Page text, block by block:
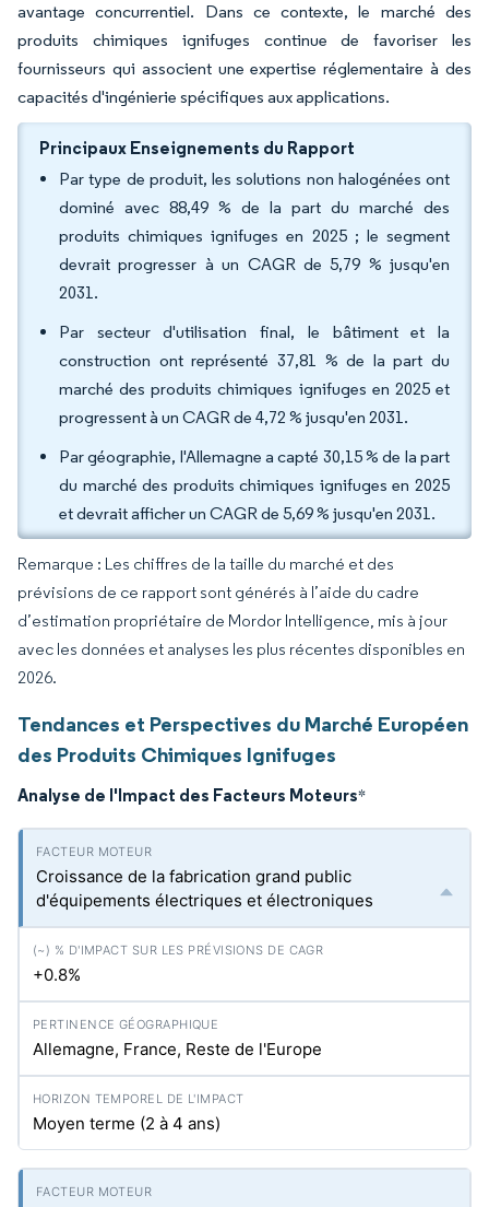
avantage concurrentiel. Dans ce contexte, le marché des
produits chimiques ignifuges continue de favoriser les
fournisseurs qui associent une expertise réglementaire à des
capacités d'ingénierie spécifiques aux applications.
Principaux Enseignements du Rapport
Par type de produit, les solutions non halogénées ont
dominé avec 88,49 % de la part du marché des
produits chimiques ignifuges en 2025 ; le segment
devrait progresser à un CAGR de 5,79 % jusqu'en
2031.
Par secteur d'utilisation final, le bâtiment et la
construction ont représenté 37,81 % de la part du
marché des produits chimiques ignifuges en 2025 et
progressent à un CAGR de 4,72 % jusqu'en 2031.
Par géographie, l'Allemagne a capté 30,15 % de la part
du marché des produits chimiques ignifuges en 2025
et devrait afficher un CAGR de 5,69 % jusqu'en 2031.
Remarque : Les chiffres de la taille du marché et des
prévisions de ce rapport sont générés à l’aide du cadre
d’estimation propriétaire de Mordor Intelligence, mis à jour
avec les données et analyses les plus récentes disponibles en
2026.
Tendances et Perspectives du Marché Européen
des Produits Chimiques Ignifuges
Analyse de l'Impact des Facteurs Moteurs*
Croissance de la fabrication grand public
d'équipements électriques et électroniques
+0.8%
Allemagne, France, Reste de l'Europe
Moyen terme (2 à 4 ans)